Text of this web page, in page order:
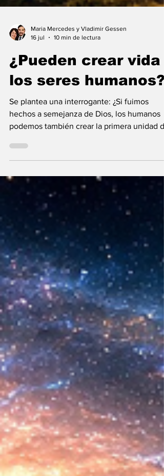
Maria Mercedes y Vladimir Gessen
los seres humanos?
hechos a semejanza de Dios, los humanos
podemos también crear la primera unidad
sintética desarrollada en laboratorio abre
nueva era científica que desafía nuestras
ideas sobre la creación... ¿Podemos crear
biológica? Durante siglos creímos que la
mayor aspiración de la inteligencia humana
consistía en comprender la vida. Hoy
comienza a aparecer una posibilidad todavía
más desconcer